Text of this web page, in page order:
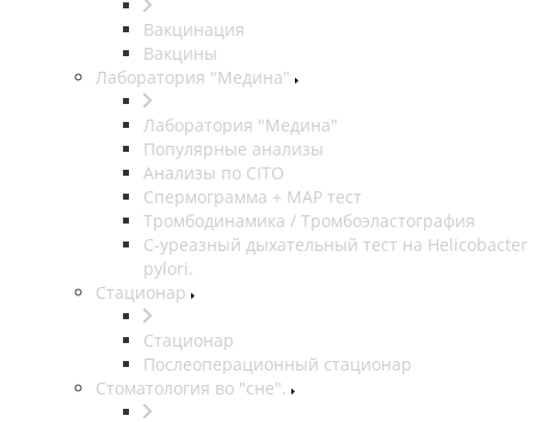
Вакцинация
Вакцины
Лаборатория "Медина"
Лаборатория "Медина"
Популярные анализы
Анализы по CITO
Спермограмма + МАР тест
Тромбодинамика / Тромбоэластография
С-уреазный дыхательный тест на Helicobacter
pylori.
Стационар
Стационар
Послеоперационный стационар
Стоматология во "сне".